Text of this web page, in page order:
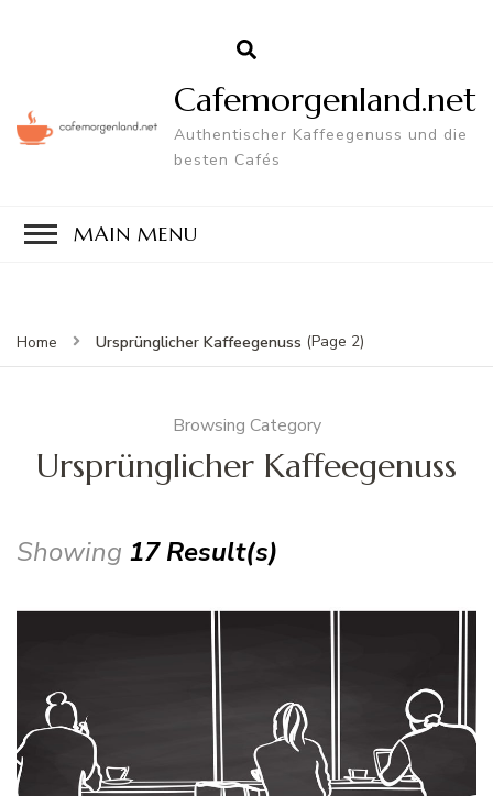
Cafemorgenland.net
Authentischer Kaffeegenuss und die
besten Cafés
MAIN MENU
Home Ursprünglicher Kaffeegenuss (Page 2)
Browsing Category
Ursprünglicher Kaffeegenuss
Showing 17 Result(s)